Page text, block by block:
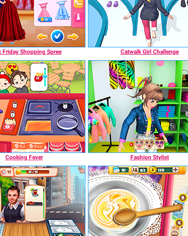
Friday Shopping Spree Catwalk Girl Challenge
Cooking Fever Fashion Stylist